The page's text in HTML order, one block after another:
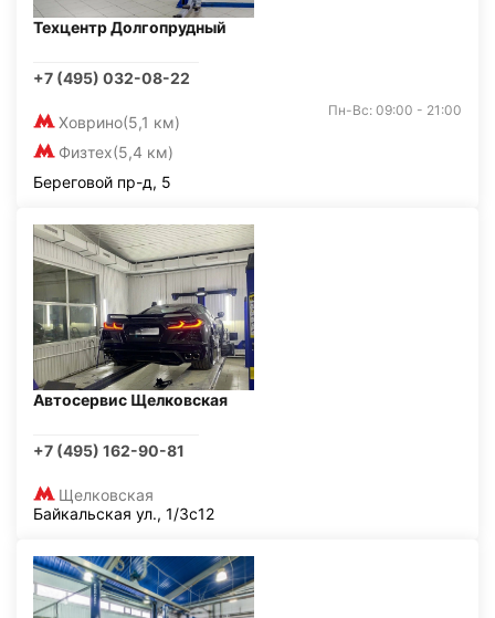
Техцентр Долгопрудный
+7 (495) 032-08-22
Ховрино(5,1 км)
Физтех(5,4 км)
Пн-Вс: 09:00 - 21:00
Береговой пр-д, 5
Автосервис Щелковская
+7 (495) 162-90-81
Щелковская
Байкальская ул., 1/3с12